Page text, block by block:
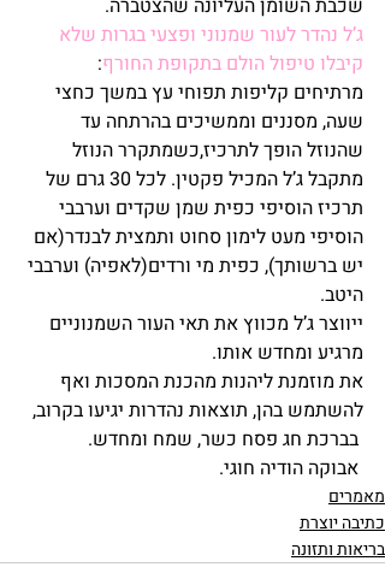
שכבת השומן העליונה שהצטברה.
ג’ל נהדר לעור שמנוני ופצעי בגרות שלא
קיבלו טיפול הולם בתקופת החורף:
מרתיחים קליפות תפוחי עץ במשך כחצי
שעה, מסננים וממשיכים בהרתחה עד
שהנוזל הופך לתרכיז,כשמתקרר הנוזל
מתקבל ג’ל המכיל פקטין. לכל 30 גרם של
תרכיז הוסיפי כפית שמן שקדים וערבבי
הוסיפי מעט לימון סחוט ותמצית לבנדר(אם
יש ברשותך), כפית מי ורדים(לאפיה) וערבבי
היטב.
ייווצר ג’ל מכווץ את תאי העור השמנוניים
מרגיע ומחדש אותו.
את מוזמנת ליהנות מהכנת המסכות ואף
להשתמש בהן, תוצאות נהדרות יגיעו בקרוב,
בברכת חג פסח כשר, שמח ומחדש.
מאמרים
כתיבה יוצרת
בריאות ותזונה